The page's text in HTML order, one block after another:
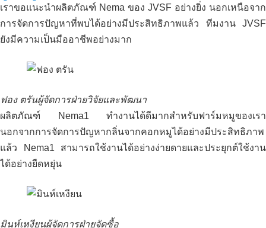
เราขอแนะนำผลิตภัณฑ์ Nema ของ JVSF อย่างยิ่ง นอกเหนือจาก
การจัดการปัญหาที่พบได้อย่างมีประสิทธิภาพแล้ว ทีมงาน JVSF
ยังมีความเป็นมืออาชีพอย่างมาก
ฟอง ตรันผู้จัดการฝ่ายวิจัยและพัฒนา
ผลิตภัณฑ์ Nema1 ทำงานได้ดีมากสำหรับฟาร์มหมูของเรา
นอกจากการจัดการปัญหากลิ่นจากคอกหมูได้อย่างมีประสิทธิภาพ
แล้ว Nema1 สามารถใช้งานได้อย่างง่ายดายและประยุกต์ใช้งาน
ได้อย่างยืดหยุ่น
มินห์เหงียนผู้จัดการฝ่ายจัดซื้อ